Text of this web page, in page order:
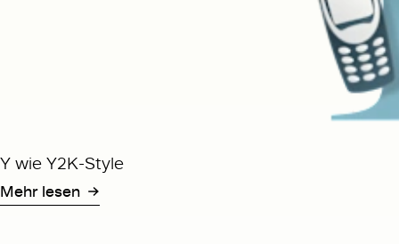
Y wie Y2K-Style
Mehr lesen